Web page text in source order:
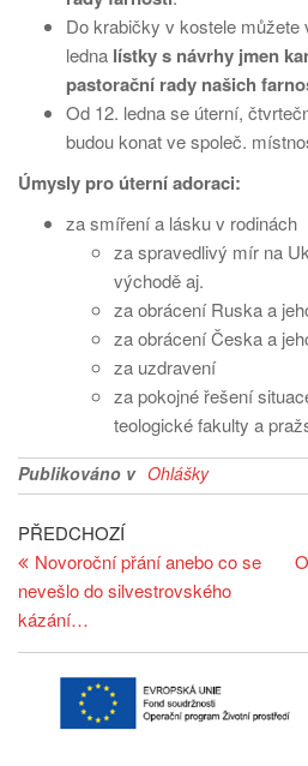
Do krabičky v kostele můžete
ledna lístky s návrhy jmen
pastorační rady našich
Od 12. ledna se úterní,
budou konat ve společ.
Úmysly pro úterní adoraci:
za smíření a lásku v rodinách
za spravedlivý mír na
východě aj.
za obrácení Ruska a
za obrácení Česka a
za uzdravení
za pokojné řešení
teologické fakulty a
Publikováno v Ohlášky
Navigace
pro
příspěvek
Předchozí
článek
PŘEDCHOZÍ
Novoroční přání anebo co se
nevešlo do silvestrovského
kázání…